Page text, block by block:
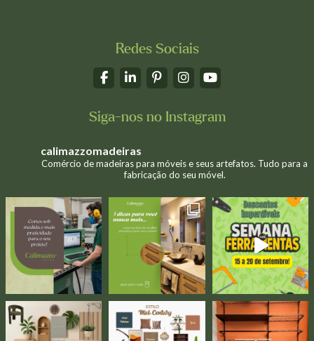
Redes Sociais
Siga-nos no Instagram
calimazzomadeiras
Comércio de madeiras para móveis e seus artefatos. Tudo para a
fabricação do seu móvel.